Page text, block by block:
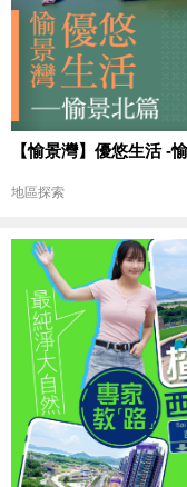
【愉景灣】優悠生活 -
地區探索